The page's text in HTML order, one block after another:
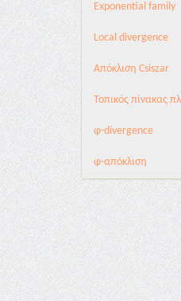
Exponential family
Local divergence
Απόκλιση Csiszar
Τοπικός πίνακας
φ-divergence
φ-απόκλιση